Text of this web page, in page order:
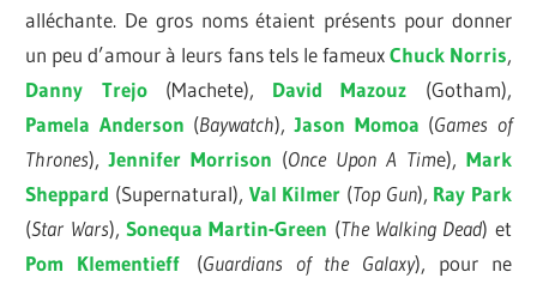
alléchante. De gros noms étaient présents pour donner
un peu d’amour à leurs fans tels le fameuxChuck Norris,
Danny Trejo(Machete), David Mazouz (Gotham),
Pamela Anderson (Baywatch),Jason Momoa (Games of
Thrones),Jennifer Morrison (Once Upon A Time), Mark
Sheppard (Supernatural), Val Kilmer (Top Gun), Ray Park
(Star Wars), Sonequa Martin-Green (The Walking Dead) et
Pom Klementieff (Guardians of the Galaxy), pour ne